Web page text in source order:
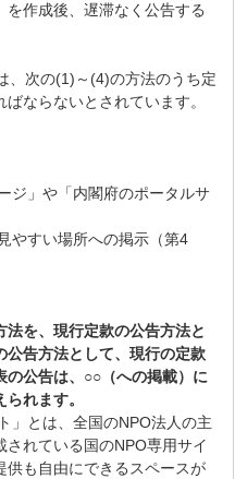
作成後、遅滞なく公告する
、次の(1)～(4)の方法のうち定
ならないとされています。
ジ」や「内閣府のポータルサ
やすい場所への掲示（第4
を、現行定款の公告方法と
公告方法として、現行の定款
の公告は、○○（への掲載）に
れます。
」とは、全国のNPO法人の主
れている国のNPO専用サイ
供も自由にできるスペースが